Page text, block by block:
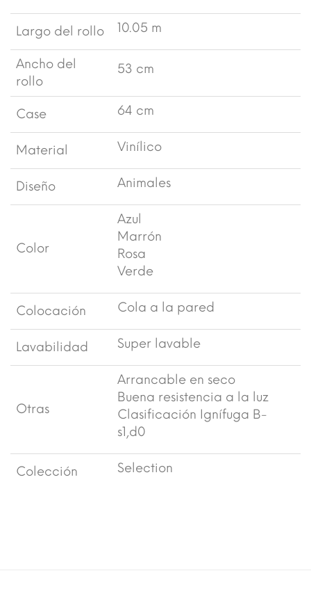
Largo del rollo 10.05 m
Ancho del
rollo
53 cm
Case 64 cm
Material Vinílico
Diseño Animales
Color
Azul
Marrón
Rosa
Verde
Colocación Cola a la pared
Lavabilidad Super lavable
Otras
Arrancable en seco
Buena resistencia a la luz
Clasificación Ignífuga B-
s1,d0
Colección Selection